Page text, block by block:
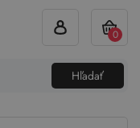
Hľadať
0